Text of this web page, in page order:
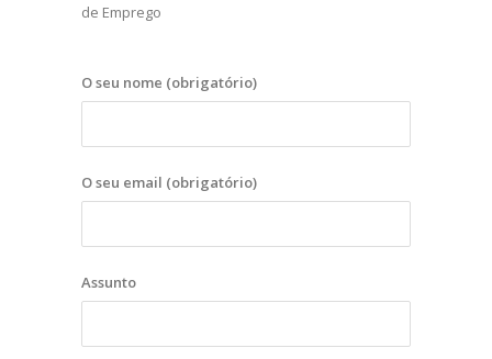
de Emprego
O seu nome (obrigatório)
O seu email (obrigatório)
Assunto